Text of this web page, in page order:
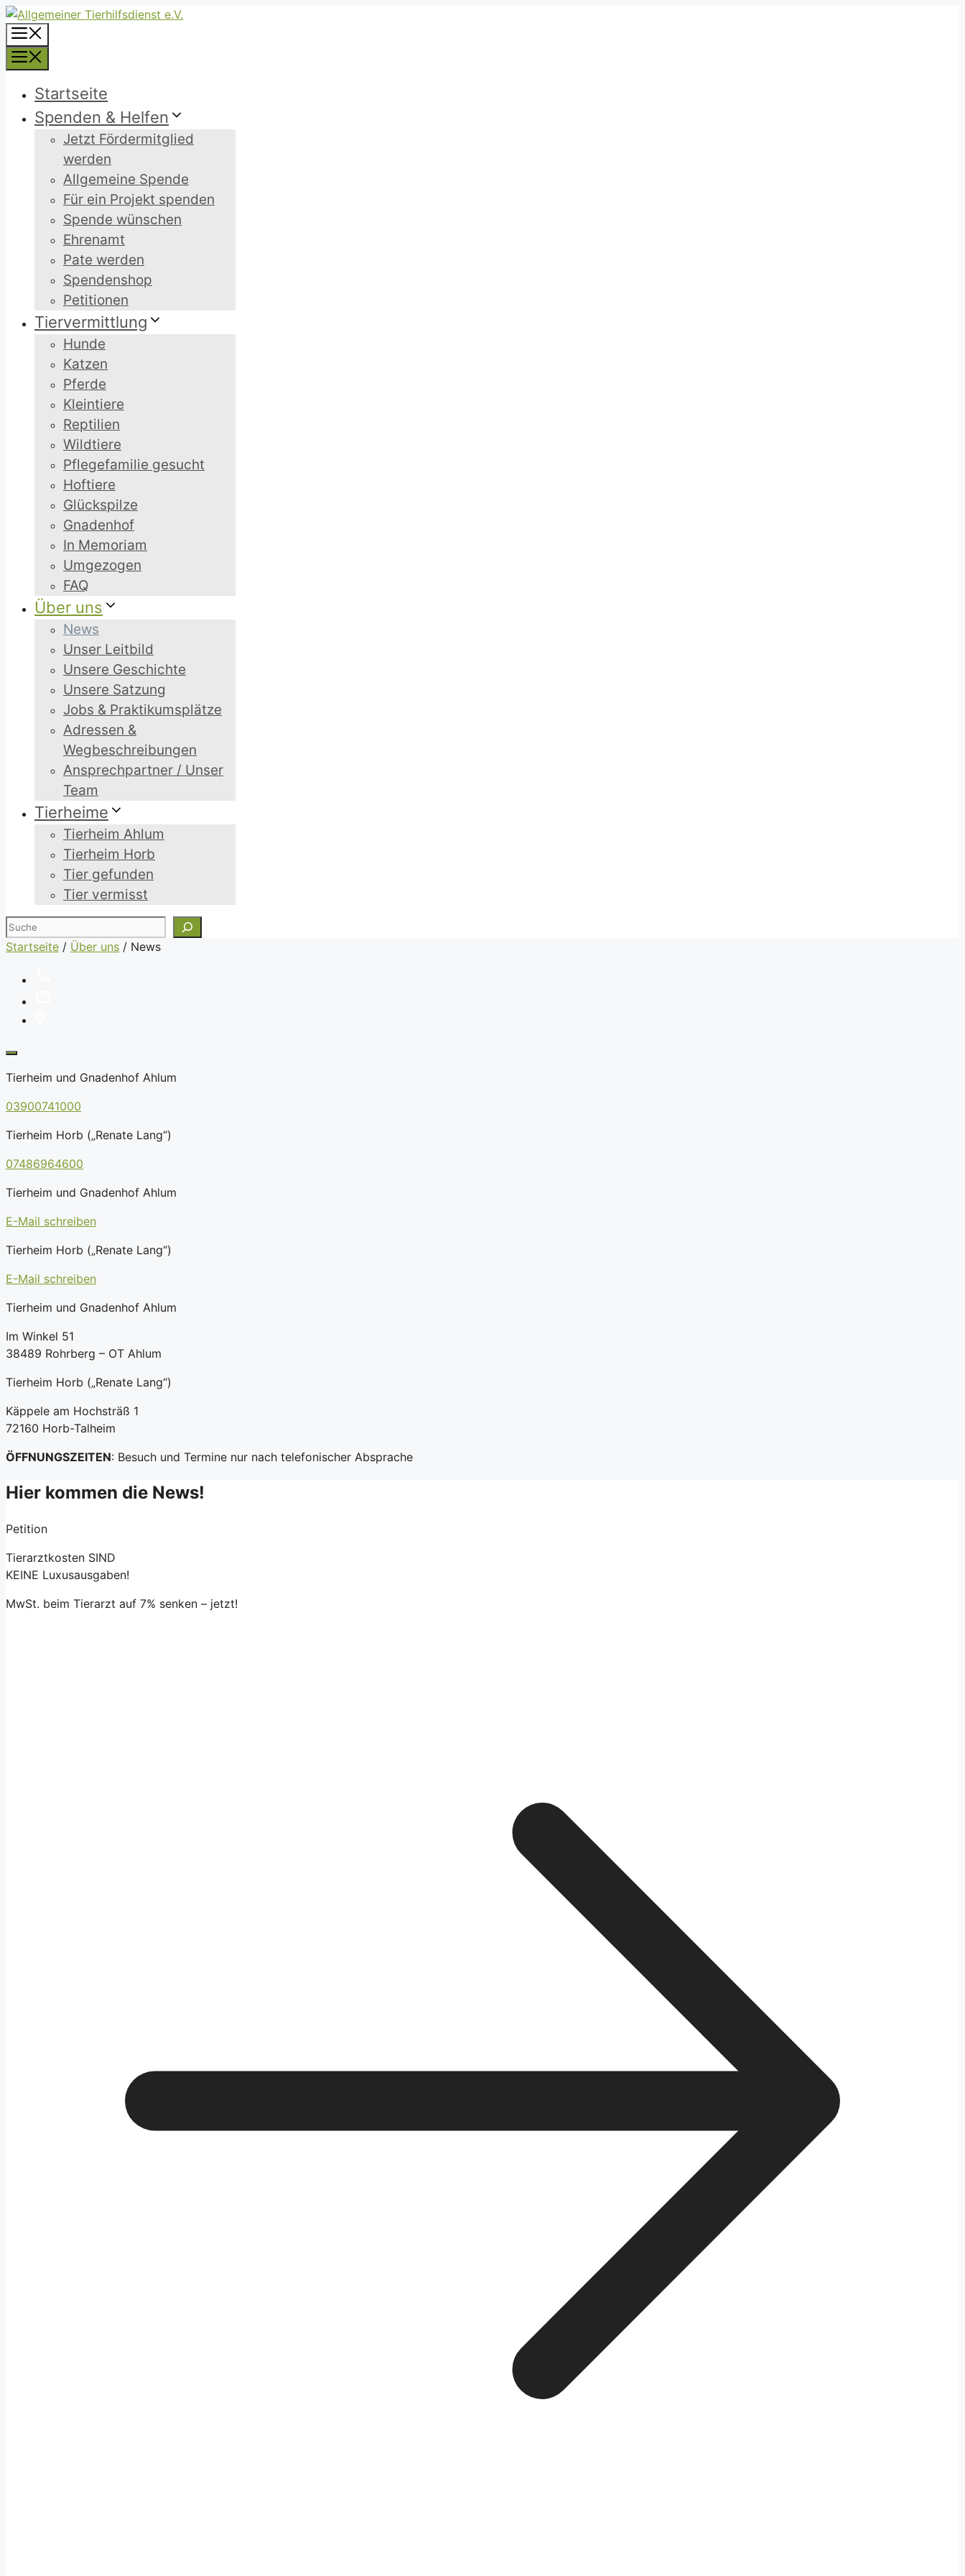
Zum
Inhalt
springen
Startseite
Spenden & Helfen
Jetzt Fördermitglied
werden
Allgemeine Spende
Für ein Projekt spenden
Spende wünschen
Ehrenamt
Pate werden
Spendenshop
Petitionen
Tiervermittlung
Hunde
Katzen
Pferde
Kleintiere
Reptilien
Wildtiere
Pflegefamilie gesucht
Hoftiere
Glückspilze
Gnadenhof
In Memoriam
Umgezogen
FAQ
Über uns
News
Unser Leitbild
Unsere Geschichte
Unsere Satzung
Jobs & Praktikumsplätze
Adressen &
Wegbeschreibungen
Ansprechpartner / Unser
Team
Tierheime
Tierheim Ahlum
Tierheim Horb
Tier gefunden
Tier vermisst
Suchen
Startseite / Über uns / News
Tierheim und Gnadenhof Ahlum
03900741000
Tierheim Horb („Renate Lang“)
07486964600
Tierheim und Gnadenhof Ahlum
E-Mail schreiben
Tierheim Horb („Renate Lang“)
E-Mail schreiben
Tierheim und Gnadenhof Ahlum
Im Winkel 51
38489 Rohrberg – OT Ahlum
Tierheim Horb („Renate Lang“)
Käppele am Hochsträß 1
72160 Horb-Talheim
ÖFFNUNGSZEITEN: Besuch und Termine nur nach telefonischer Absprache
Hier kommen die News!
Petition
Tierarztkosten SIND
KEINE Luxusausgaben!
MwSt. beim Tierarzt auf 7% senken – jetzt!